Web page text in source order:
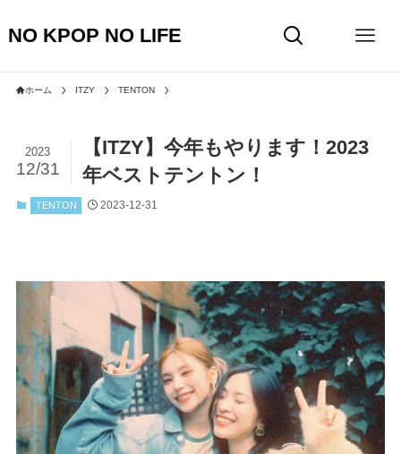
NO KPOP NO LIFE
ホーム ITZY TENTON
【ITZY】今年もやります！2023
年ベストテントン！
2023
12/31
TENTON 2023-12-31